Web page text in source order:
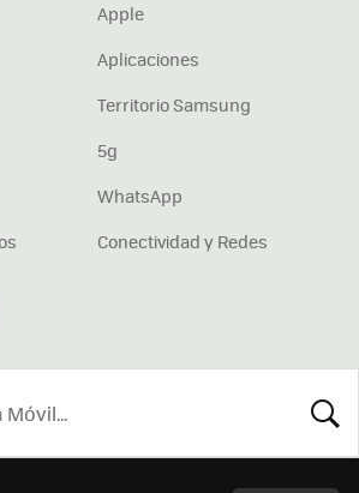
Apple
Aplicaciones
Territorio Samsung
5g
WhatsApp
Conectividad y Redes